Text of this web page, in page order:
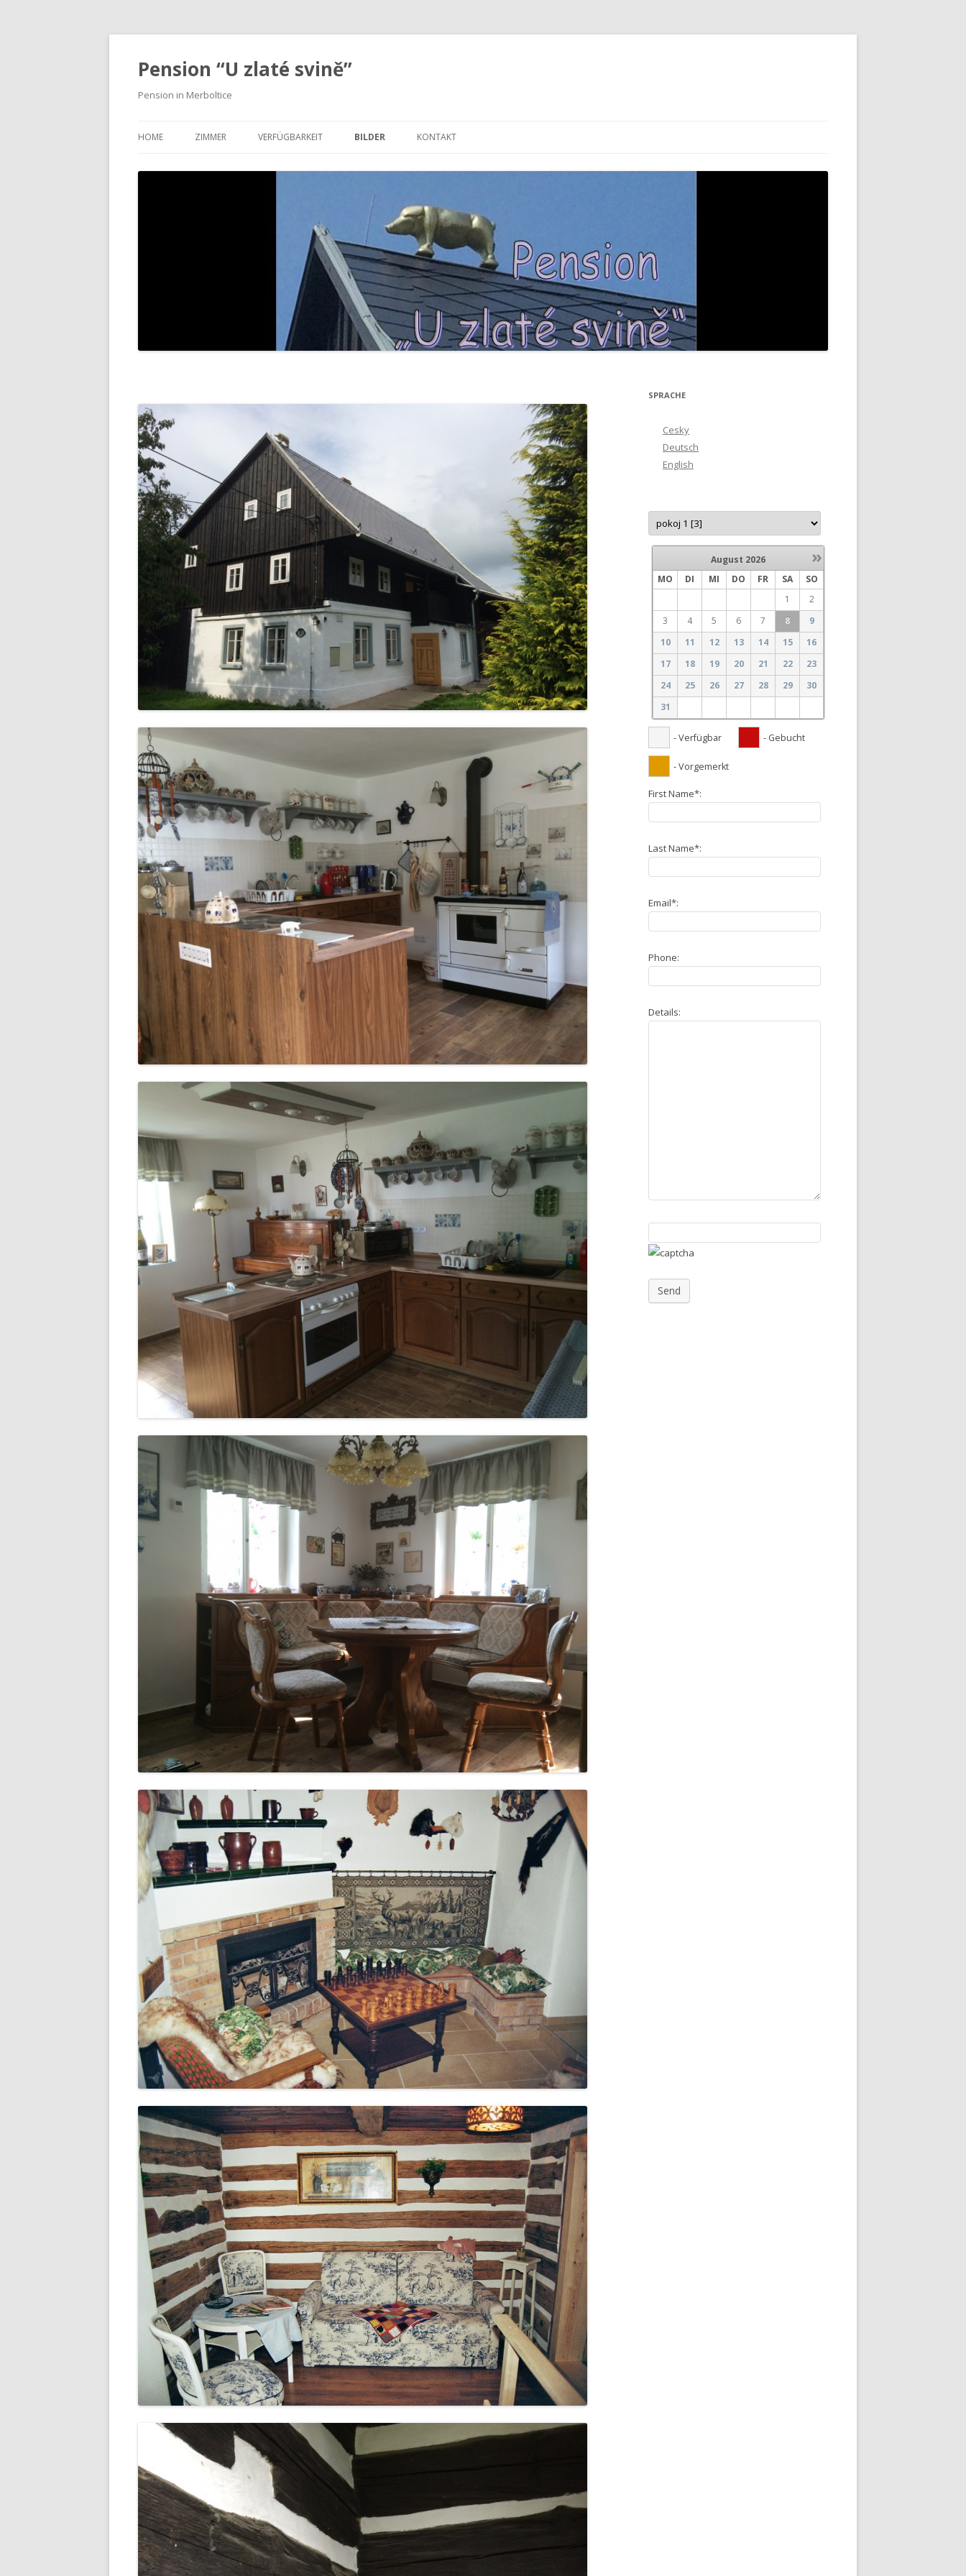
Pension “U zlaté svině”
Pension in Merboltice
HOME ZIMMER
ZIMMER 4 [MIT EIGENEM KLEINEM
VERFÜGBARKEIT BILDER KONTAKT
SPRACHE
Cesky
Deutsch
English
»
August 2026
MO
DI MI DO FR SA
SO
1
2
3
4 5 6 7 8
9
10
11 12 13 14 15
16
17
18 19 20 21 22
23
24
25 26 27 28 29
30
31
- Verfügbar - Gebucht
- Vorgemerkt
First Name*:
Last Name*:
Email*:
Phone:
Details: